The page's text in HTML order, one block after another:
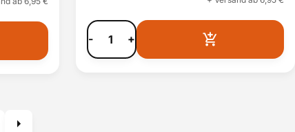
- +